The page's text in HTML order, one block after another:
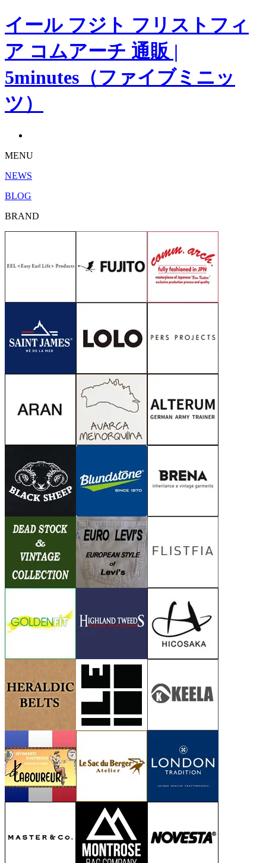
イール フジト フリストフィ
ア コムアーチ 通販 |
5minutes（ファイブミニッ
ツ）
MENU
NEWS
BLOG
BRAND